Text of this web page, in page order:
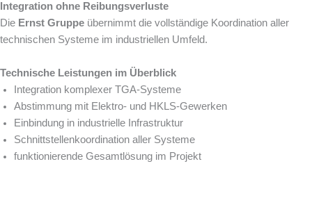
Integration ohne Reibungsverluste
Die Ernst Gruppe übernimmt die vollständige Koordination aller
technischen Systeme im industriellen Umfeld.
Technische Leistungen im Überblick
Integration komplexer TGA-Systeme
Abstimmung mit Elektro- und HKLS-Gewerken
Einbindung in industrielle Infrastruktur
Schnittstellenkoordination aller Systeme
funktionierende Gesamtlösung im Projekt